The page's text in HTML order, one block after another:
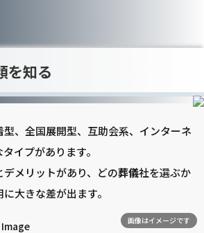
を知る
、全国展開型、互助会系、インターネ
イプがあります。
メリットがあり、どの葬儀社を選ぶか
大きな差が出ます。
画像はイメージです